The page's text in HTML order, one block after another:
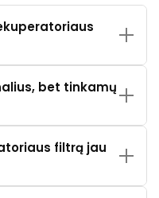
bet tinkamų
filtrą jau